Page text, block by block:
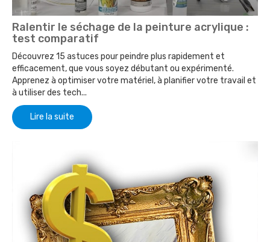
Ralentir le séchage de la peinture acrylique :
test comparatif
Découvrez 15 astuces pour peindre plus rapidement et
efficacement, que vous soyez débutant ou expérimenté.
Apprenez à optimiser votre matériel, à planifier votre travail et
à utiliser des tech...
Lire la suite